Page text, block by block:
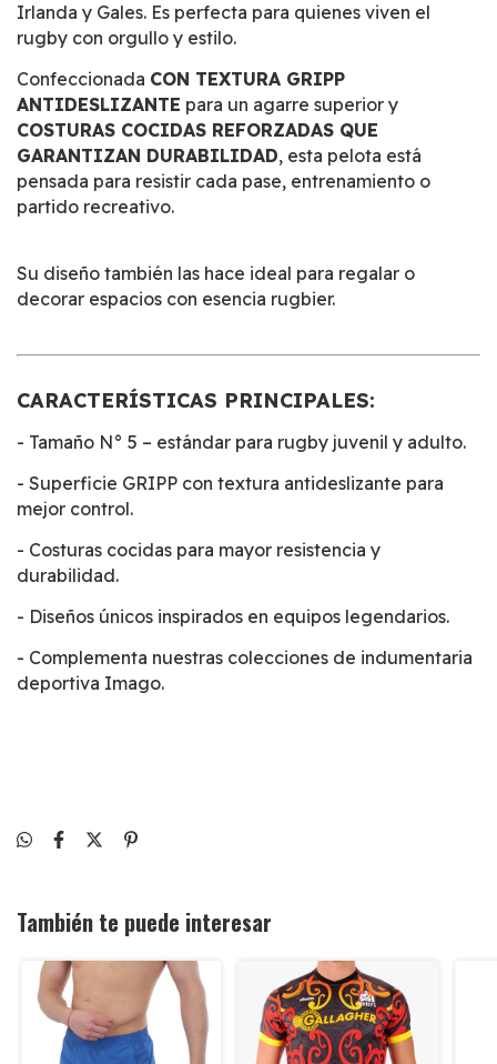
Irlanda y Gales. Es perfecta para quienes viven el
rugby con orgullo y estilo.
Confeccionada CON TEXTURA GRIPP
ANTIDESLIZANTE para un agarre superior y
COSTURAS COCIDAS REFORZADAS QUE
GARANTIZAN DURABILIDAD, esta pelota está
pensada para resistir cada pase, entrenamiento o
partido recreativo.
Su diseño también las hace ideal para regalar o
decorar espacios con esencia rugbier.
CARACTERÍSTICAS PRINCIPALES:
- Tamaño N° 5 – estándar para rugby juvenil y adulto.
- Superficie GRIPP con textura antideslizante para
mejor control.
- Costuras cocidas para mayor resistencia y
durabilidad.
- Diseños únicos inspirados en equipos legendarios.
- Complementa nuestras colecciones de indumentaria
deportiva Imago.
También te puede interesar